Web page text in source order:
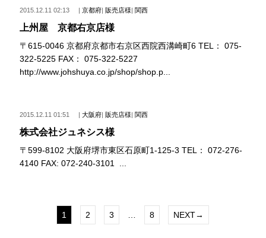
2015.12.11 02:13 |京都府|販売店様|関西
上州屋 京都右京店様
〒615-0046 京都府京都市右京区西院西溝崎町6 TEL： 075-
322-5225 FAX： 075-322-5227
http://www.johshuya.co.jp/shop/shop.p...
2015.12.11 01:51 |大阪府|販売店様|関西
株式会社ジュネシス様
〒599-8102 大阪府堺市東区石原町1-125-3 TEL： 072-276-
4140 FAX: 072-240-3101 ...
1 2 3 8 NEXT→